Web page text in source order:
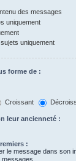
des messages
uniquement
uniquement
forme de :
Croissant
leur ancienneté :
:
le message dans son